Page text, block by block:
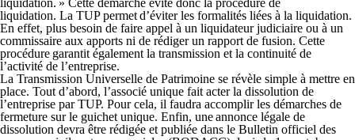
liquidation. » Cette démarche évite donc la procédure de
liquidation. La TUP permetd’éviter les formalités liées à la liquidation.
En effet, plus besoin de faire appel à un liquidateur judiciaire ou à un
commissaire aux apports ni de rédiger un rapport de fusion. Cette
procédure garantit également la transmission et la continuité de
l’activité de l’entreprise.
La Transmission Universelle de Patrimoine se révèle simple à mettre en
place. Tout d’abord, l’associé unique fait acter la dissolution de
l’entreprise par TUP. Pour cela, il faudra accomplir les démarches de
fermeture sur le guichet unique. Enfin, uneannonce légale de
dissolution devra être rédigée et publiée dans le Bulletin officiel des